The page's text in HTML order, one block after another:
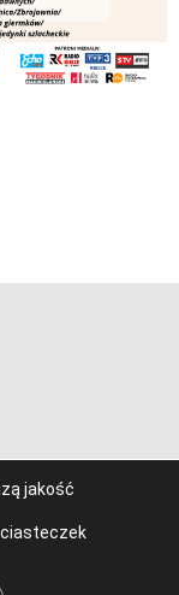
2026 Radio
z
jakość
ciasteczek